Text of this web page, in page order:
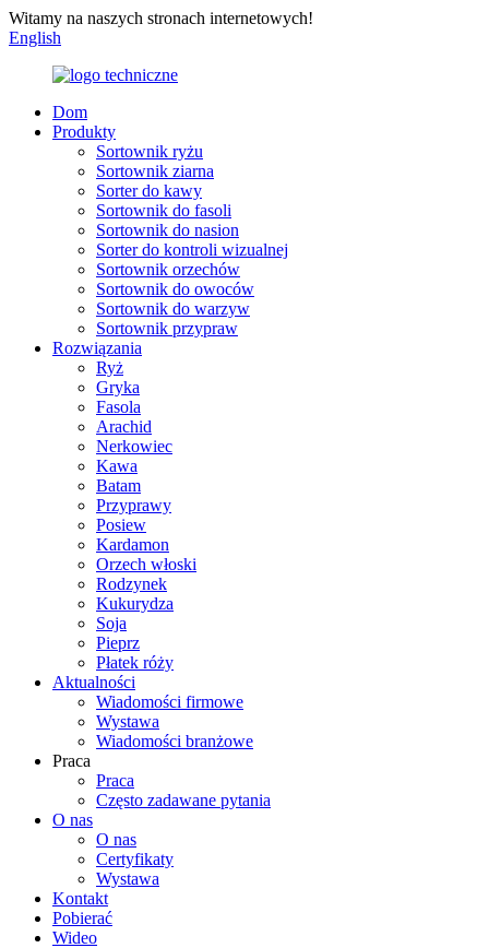
Witamy na naszych stronach internetowych!
English
Dom
Produkty
Sortownik ryżu
Sortownik ziarna
Sorter do kawy
Sortownik do fasoli
Sortownik do nasion
Sorter do kontroli wizualnej
Sortownik orzechów
Sortownik do owoców
Sortownik do warzyw
Sortownik przypraw
Rozwiązania
Ryż
Gryka
Fasola
Arachid
Nerkowiec
Kawa
Batam
Przyprawy
Posiew
Kardamon
Orzech włoski
Rodzynek
Kukurydza
Soja
Pieprz
Płatek róży
Aktualności
Wiadomości firmowe
Wystawa
Wiadomości branżowe
Praca
Praca
Często zadawane pytania
O nas
O nas
Certyfikaty
Wystawa
Kontakt
Pobierać
Wideo